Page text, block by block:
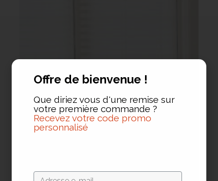
Offre de bienvenue !
Que diriez vous d'une remise sur
votre première commande ?
Recevez votre code promo
personnalisé